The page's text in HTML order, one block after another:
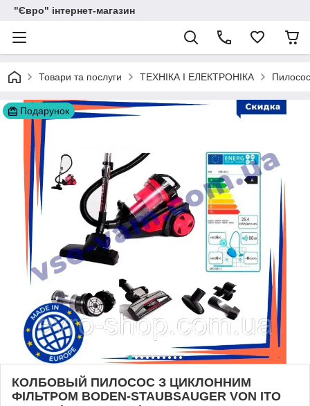
"Євро" інтернет-магазин
Товари та послуги ТЕХНІКА І ЕЛЕКТРОНІКА
Подарунок
КОЛБОВЫЙ ПИЛОСОС З ЦИКЛОННИМ
ФІЛЬТРОМ BODEN-STAUBSAUGER VON ITO